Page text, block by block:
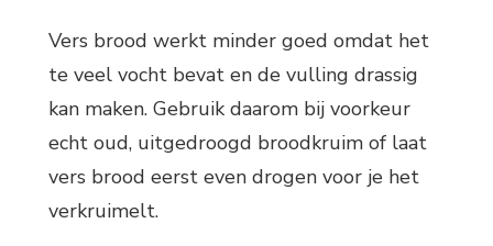
Vers brood werkt minder goed omdat het
te veel vocht bevat en de vulling drassig
kan maken. Gebruik daarom bij voorkeur
echt oud, uitgedroogd broodkruim of laat
vers brood eerst even drogen voor je het
verkruimelt.